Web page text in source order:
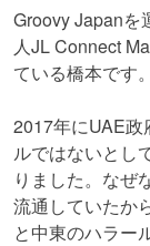
Groovy Japanを
人JL Connect
ている橋本です。
2017年にUAE政
ルではないとし
りました。なぜ
流通していたか
と中東のハラー